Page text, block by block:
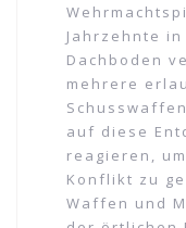
Jahrzehnte
Dachboden
mehrere
auf diese
reagieren,
Konflikt zu
Waffen und